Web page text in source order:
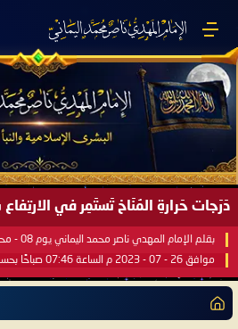
بقلم الإمام المهدي ناصر محمد اليماني يوم 08 - محرم - 1445 هـ
موافق 26 - 07 - 2023 م الساعة 07:46 صباحًا بحسب التقويم الرسمي لأمّ القُرى